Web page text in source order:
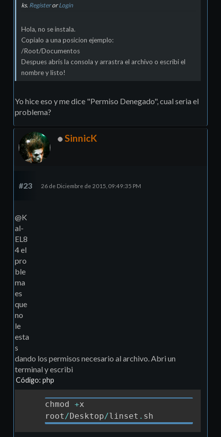
ks. RegisterorLogin
Hola, no se instala.
Copialo a una posicion ejemplo:
/Root/Documentos
Despues abris la consola y arrastra el archivo o escribi el
nombre y listo!
Yo hice eso y me dice "Permiso Denegado", cual seria el
problema?
SinnicK
#23 26 de Diciembre de 2015, 09:49:35 PM
@K
al-
EL8
4 el
pro
ble
ma
es
que
no
le
esta
s
dando los permisos necesario al archivo. Abri un
terminal y escribi
Código: php
chmod +x
root/Desktop/linset . sh